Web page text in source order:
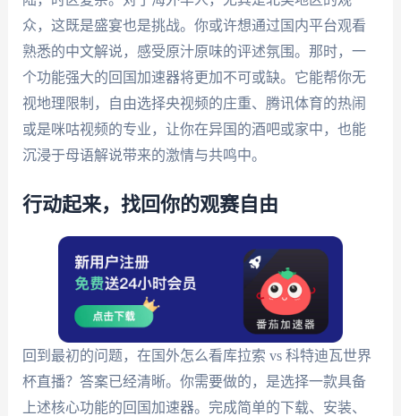
众，这既是盛宴也是挑战。你或许想通过国内平台观看
熟悉的中文解说，感受原汁原味的评述氛围。那时，一
个功能强大的回国加速器将更加不可或缺。它能帮你无
视地理限制，自由选择央视频的庄重、腾讯体育的热闹
或是咪咕视频的专业，让你在异国的酒吧或家中，也能
沉浸于母语解说带来的激情与共鸣中。
行动起来，找回你的观赛自由
回到最初的问题，在国外怎么看库拉索 vs 科特迪瓦世界
杯直播？答案已经清晰。你需要做的，是选择一款具备
上述核心功能的回国加速器。完成简单的下载、安装、